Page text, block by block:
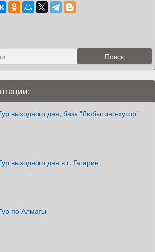
выходного дня, база "Любытино-хутор"
выходного дня в г. Гагарин
по Алматы